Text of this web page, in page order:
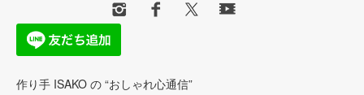
作り手 ISAKO の “おしゃれ心通信”